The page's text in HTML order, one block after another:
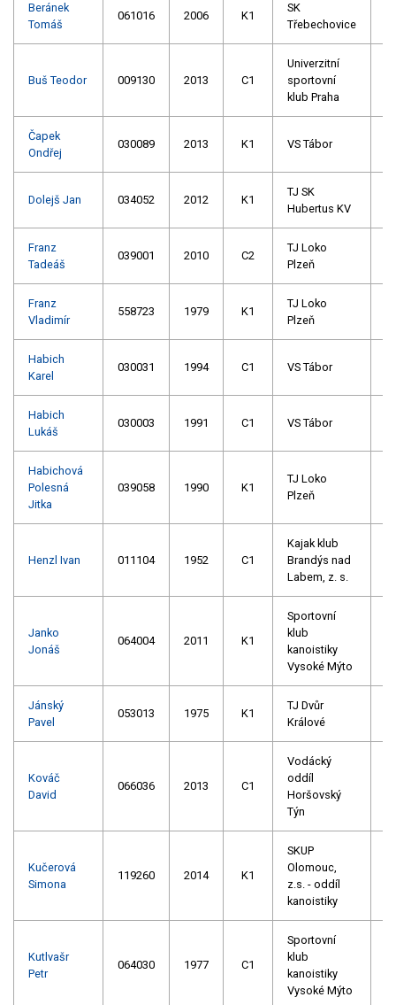
Beránek
Tomáš
061016 2006 K1
SK
Třebechovice
Buš Teodor 009130 2013 C1
Univerzitní
sportovní
klub Praha
Čapek
Ondřej
030089 2013 K1 VS Tábor
Dolejš Jan 034052 2012 K1
TJ SK
Hubertus KV
Franz
Tadeáš
039001 2010 C2
TJ Loko
Plzeň
Franz
Vladimír
558723 1979 K1
TJ Loko
Plzeň
Habich
Karel
030031 1994 C1 VS Tábor
Habich
Lukáš
030003 1991 C1 VS Tábor
Habichová
Polesná
Jitka
039058 1990 K1
TJ Loko
Plzeň
Henzl Ivan 011104 1952 C1
Kajak klub
Brandýs nad
Labem, z. s.
Janko
Jonáš
064004 2011 K1
Sportovní
klub
kanoistiky
Vysoké Mýto
Jánský
Pavel
053013 1975 K1
TJ Dvůr
Králové
Kováč
David
066036 2013 C1
Vodácký
oddíl
Horšovský
Týn
Kučerová
Simona
119260 2014 K1
SKUP
Olomouc,
z.s. - oddíl
kanoistiky
Kutlvašr
Petr
064030 1977 C1
Sportovní
klub
kanoistiky
Vysoké Mýto